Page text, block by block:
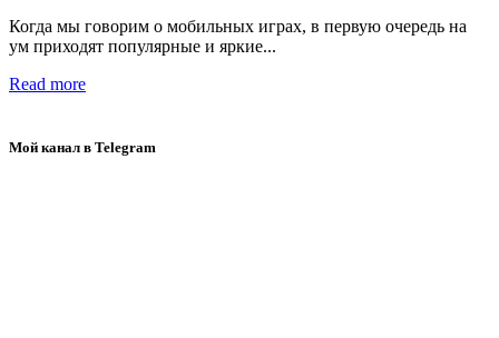
Когда мы говорим о мобильных играх, в первую очередь на
ум приходят популярные и яркие...
Read more
Мой канал в Telegram